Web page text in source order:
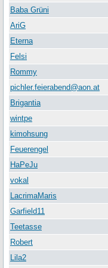
Baba Grüni
AriG
Eterna
Felsi
Rommy
pichler.feierabend@aon.at
Brigantia
wintpe
kimohsung
Feuerengel
HaPeJu
vokal
LacrimaMaris
Garfield11
Teetasse
Robert
Lila2